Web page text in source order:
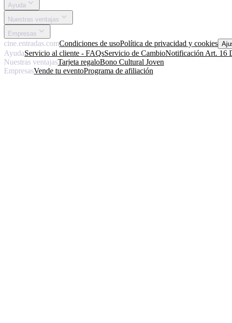
Ayuda
Nuestras ventajas
Empresas
cine.entradas.comCondiciones de usoPolítica de privacidad y cookies
AyudaServicio al cliente - FAQsServicio de CambioNotificación Art. 16
Nuestras ventajasTarjeta regaloBono Cultural Joven
EmpresasVende tu eventoPrograma de afiliación